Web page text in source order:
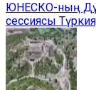
ЮНЕСКО-ның
сессиясы